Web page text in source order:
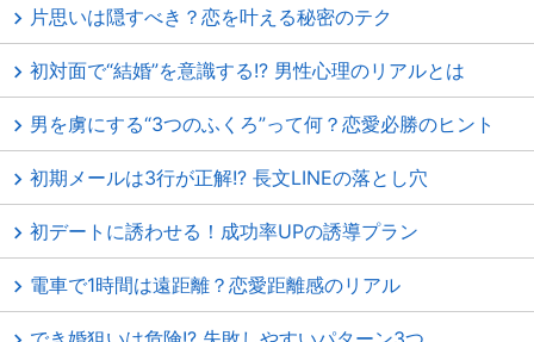
片思いは隠すべき？恋を叶える秘密のテク
初対面で“結婚”を意識する!? 男性心理のリアルとは
男を虜にする“3つのふくろ”って何？恋愛必勝のヒント
初期メールは3行が正解!? 長文LINEの落とし穴
初デートに誘わせる！成功率UPの誘導プラン
電車で1時間は遠距離？恋愛距離感のリアル